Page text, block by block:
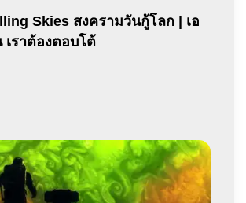
Skies สงครามวันกู้โลก | เอ
เราต้องตอบโต้